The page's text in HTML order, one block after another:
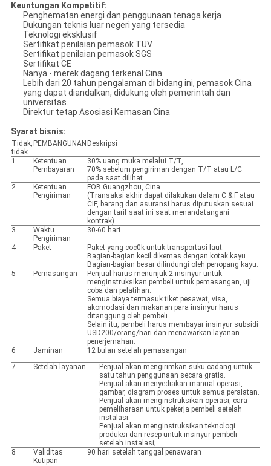
Keuntungan Kompetitif:
Penghematan energi dan penggunaan tenaga kerja
Dukungan teknis luar negeri yang tersedia
Teknologi eksklusif
Sertifikat penilaian pemasok TUV
Sertifikat penilaian pemasok SGS
Sertifikat CE
Nanya - merek dagang terkenal Cina
Lebih dari 20 tahun pengalaman di bidang ini, pemasok Cina
yang dapat diandalkan, didukung oleh pemerintah dan
universitas.
Direktur tetap Asosiasi Kemasan Cina
Syarat bisnis:
Tidak,
tidak.
PEMBANGUNAN Deskripsi
1
Ketentuan
Pembayaran
30% uang muka melalui T/T,
70% sebelum pengiriman dengan T/T atau L/C
pada saat dilihat
2
Ketentuan
Pengiriman
FOB Guangzhou, Cina.
(Transaksi akhir dapat dilakukan dalam C & F atau
CIF, barang dan asuransi harus diputuskan sesuai
dengan tarif saat ini saat menandatangani
kontrak).
3
Waktu
Pengiriman
30-60 hari
4 Paket
Paket yang coc0k untuk transportasi laut.
Bagian-bagian kecil dikemas dengan kotak kayu.
Bagian-bagian besar dilindungi oleh penopang kayu.
5
Pemasangan
Penjual harus menunjuk 2 insinyur untuk
menginstruksikan pembeli untuk pemasangan, uji
coba dan pelatihan.
Semua biaya termasuk tiket pesawat, visa,
akomodasi dan makanan para insinyur harus
ditanggung oleh pembeli.
Selain itu, pembeli harus membayar insinyur subsidi
USD200/orang/hari dan menawarkan layanan
penerjemahan.
6
Jaminan
12 bulan setelah pemasangan
7
Setelah layanan
Penjual akan mengirimkan suku cadang untuk
satu tahun penggunaan secara gratis.
Penjual akan menyediakan manual operasi,
gambar, diagram proses untuk semua peralatan.
Penjual akan menginstruksikan operasi, cara
pemeliharaan untuk pekerja pembeli setelah
instalasi.
Penjual akan menginstruksikan teknologi
produksi dan resep untuk insinyur pembeli
setelah instalasi;
8
Validitas
Kutipan
90 hari setelah tanggal penawaran